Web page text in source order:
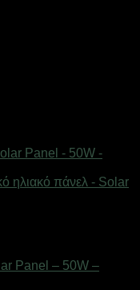
Panel – 50W –